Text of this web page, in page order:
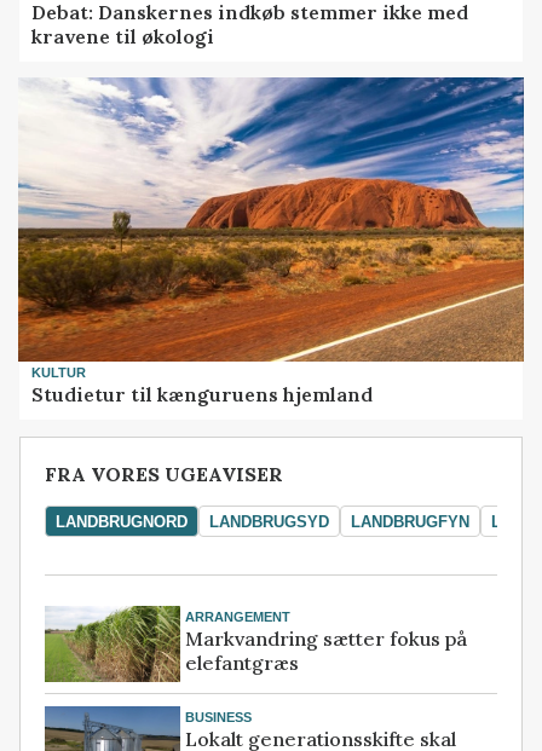
Debat: Danskernes indkøb stemmer ikke med
kravene til økologi
KULTUR
Studietur til kænguruens hjemland
FRA VORES UGEAVISER
LANDBRUGNORD LANDBRUGSYD LANDBRUGFYN
ARRANGEMENT
Markvandring sætter fokus på
elefantgræs
BUSINESS
Lokalt generationsskifte skal